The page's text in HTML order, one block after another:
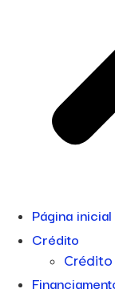
Página inicial
Crédito
Crédito